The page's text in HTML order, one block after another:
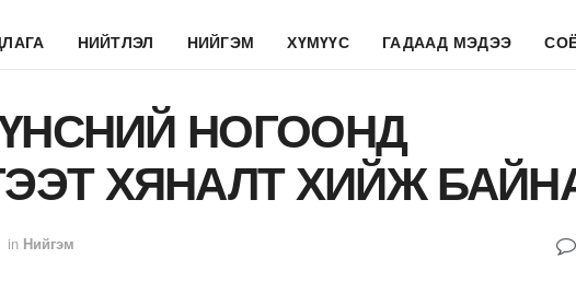
НИЙТЛЭЛ НИЙГЭМ ХҮМҮҮС ГАДААД МЭДЭЭ
НОГООНД
ХЯНАЛТ ХИЙЖ
in Нийгэм